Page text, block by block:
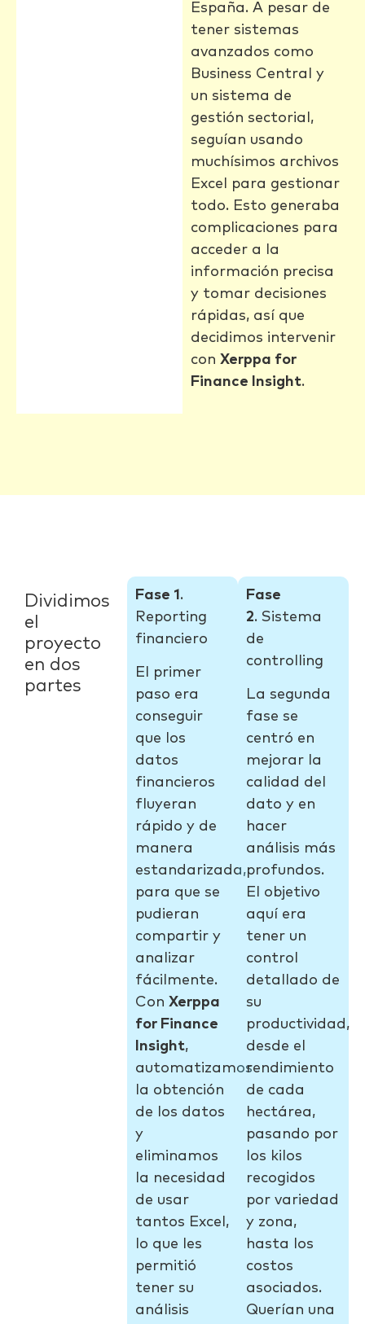
España. A pesar de
tener sistemas
avanzados como
Business Central y
un sistema de
gestión sectorial,
seguían usando
muchísimos archivos
Excel para gestionar
todo. Esto generaba
complicaciones para
acceder a la
información precisa
y tomar decisiones
rápidas, así que
decidimos intervenir
con Xerppa for
Finance Insight.
Dividimos
el
proyecto
en dos
partes
Fase 1 .
Reporting
financiero
El primer
paso era
conseguir
que los
datos
financieros
fluyeran
rápido y de
manera
estandarizada,
para que se
pudieran
compartir y
analizar
fácilmente.
Con Xerppa
for Finance
Insight,
automatizamos
la obtención
de los datos
y
eliminamos
la necesidad
de usar
tantos Excel,
lo que les
permitió
tener su
análisis
Fase
2. Sistema
de
controlling
La segunda
fase se
centró en
mejorar la
calidad del
dato y en
hacer
análisis más
profundos.
El objetivo
aquí era
tener un
control
detallado de
su
productividad,
desde el
rendimiento
de cada
hectárea,
pasando por
los kilos
recogidos
por variedad
y zona,
hasta los
costos
asociados.
Querían una